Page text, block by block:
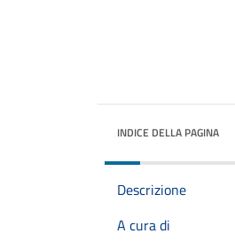
INDICE DELLA PAGINA
Descrizione
A cura di